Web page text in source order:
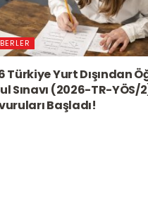
Türkiye Yurt Dışından
Sınavı (2026-TR-YÖS/
Başladı!